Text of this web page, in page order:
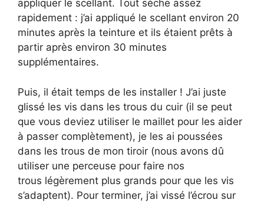
appliquer le scellant. Tout sèche assez
rapidement : j’ai appliqué le scellant environ 20
minutes après la teinture et ils étaient prêts à
partir après environ 30 minutes
supplémentaires.
Puis, il était temps de les installer ! J’ai juste
glissé les vis dans les trous du cuir (il se peut
que vous deviez utiliser le maillet pour les aider
à passer complètement), je les ai poussées
dans les trous de mon tiroir (nous avons dû
utiliser une perceuse pour faire nos
trous légèrement plus grands pour que les vis
s’adaptent). Pour terminer, j’ai vissé l’écrou sur